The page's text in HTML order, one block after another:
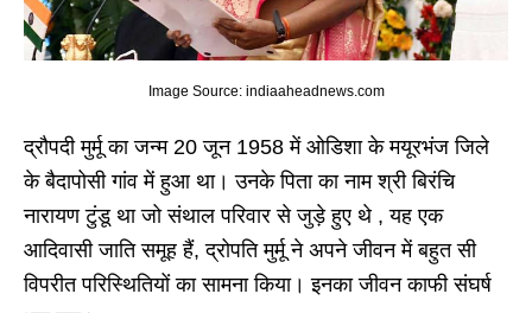
Image Source: indiaaheadnews.com
द्रौपदी मुर्मू का जन्म 20 जून 1958 में ओडिशा के मयूरभंज जिले
के बैदापोसी गांव में हुआ था। उनके पिता का नाम श्री बिरंचि
नारायण टुंडू था जो संथाल परिवार से जुड़े हुए थे , यह एक
आदिवासी जाति समूह हैं, द्रोपति मुर्मू ने अपने जीवन में बहुत सी
विपरीत परिस्थितियों का सामना किया। इनका जीवन काफी संघर्ष